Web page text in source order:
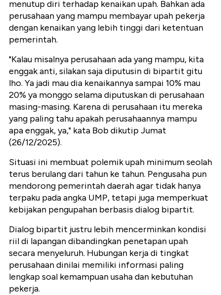
menutup diri terhadap kenaikan upah. Bahkan ada
perusahaan yang mampu membayar upah pekerja
dengan kenaikan yang lebih tinggi dari ketentuan
pemerintah.
"Kalau misalnya perusahaan ada yang mampu, kita
enggak anti, silakan saja diputusin di bipartit gitu
lho. Ya jadi mau dia kenaikannya sampai 10% mau
20% ya monggo selama diputuskan di perusahaan
masing-masing. Karena di perusahaan itu mereka
yang paling tahu apakah perusahaannya mampu
apa enggak, ya," kata Bob dikutip Jumat
(26/12/2025).
Situasi ini membuat polemik upah minimum seolah
terus berulang dari tahun ke tahun. Pengusaha pun
mendorong pemerintah daerah agar tidak hanya
terpaku pada angka UMP, tetapi juga memperkuat
kebijakan pengupahan berbasis dialog bipartit.
Dialog bipartit justru lebih mencerminkan kondisi
riil di lapangan dibandingkan penetapan upah
secara menyeluruh. Hubungan kerja di tingkat
perusahaan dinilai memiliki informasi paling
lengkap soal kemampuan usaha dan kebutuhan
pekerja.